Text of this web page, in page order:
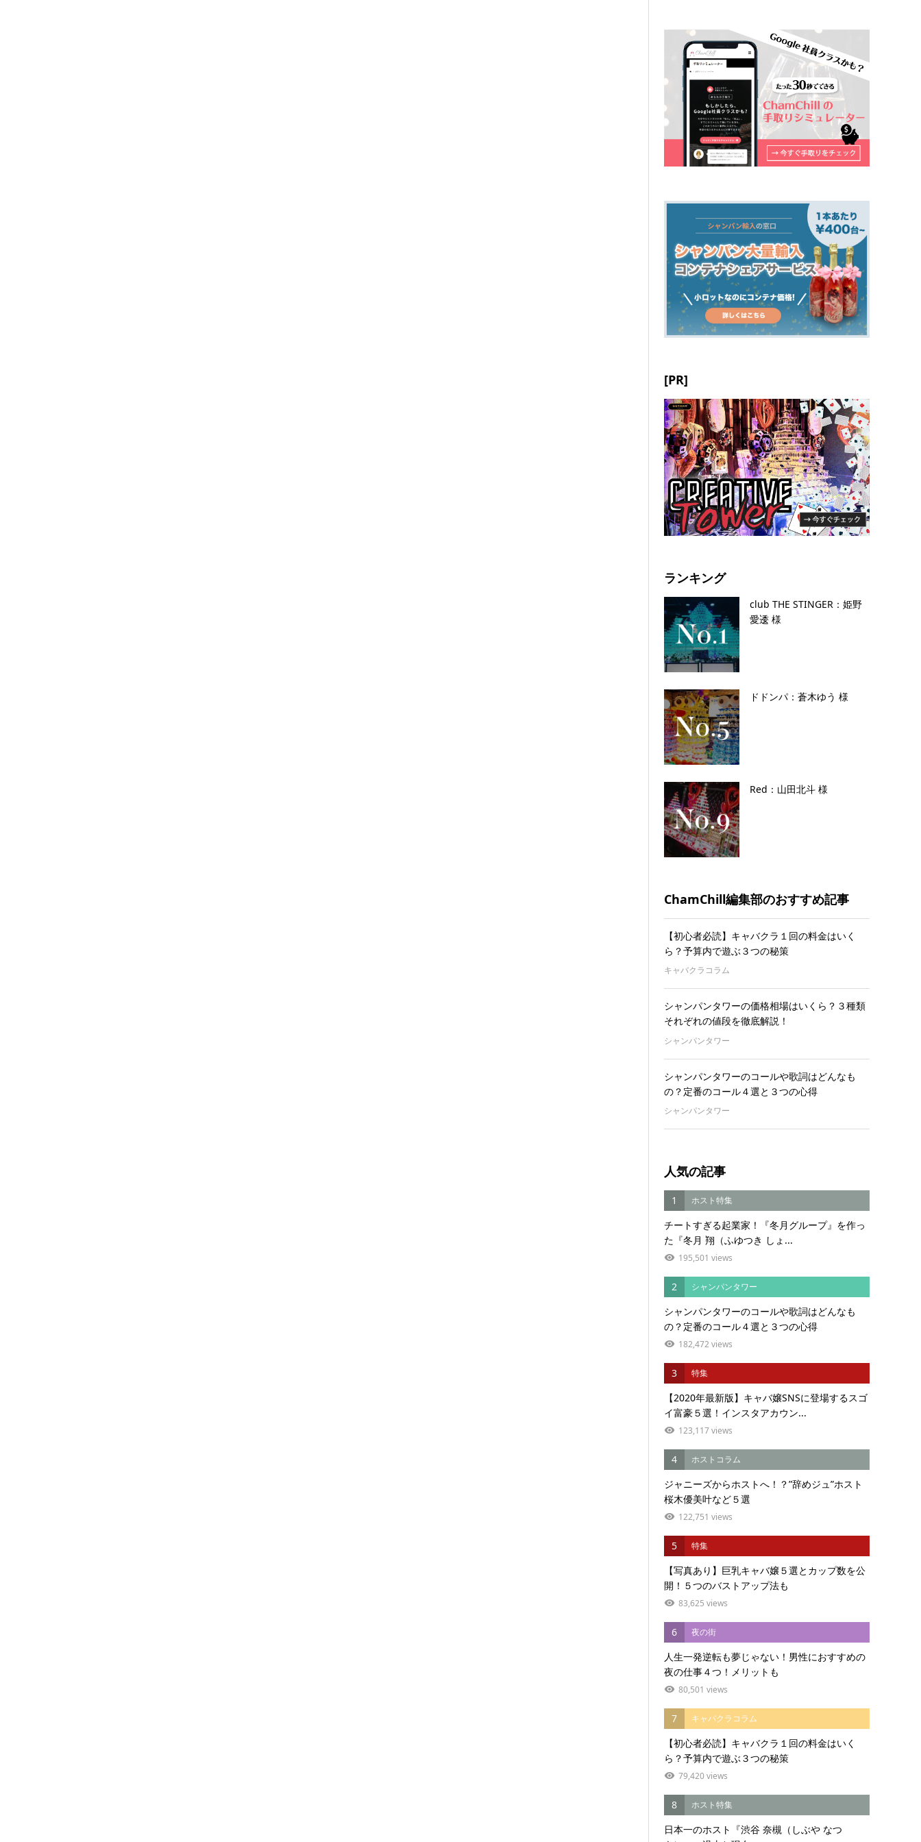
[PR]
ランキング
club THE STINGER：姫野
愛逶 様
ドドンパ：蒼木ゆう 様
Red：山田北斗 様
ChamChill編集部のおすすめ記事
【初心者必読】キャバクラ１回の料金はいく
ら？予算内で遊ぶ３つの秘策
キャバクラコラム
シャンパンタワーの価格相場はいくら？３種類
それぞれの値段を徹底解説！
シャンパンタワー
シャンパンタワーのコールや歌詞はどんなも
の？定番のコール４選と３つの心得
シャンパンタワー
人気の記事
1 ホスト特集
チートすぎる起業家！『冬月グループ』を作っ
た『冬月 翔（ふゆつき しょ...
195,501 views
2 シャンパンタワー
シャンパンタワーのコールや歌詞はどんなも
の？定番のコール４選と３つの心得
182,472 views
3 特集
【2020年最新版】キャバ嬢SNSに登場するスゴ
イ富豪５選！インスタアカウン...
123,117 views
4 ホストコラム
ジャニーズからホストへ！？”辞めジュ”ホスト
桜木優美叶など５選
122,751 views
5 特集
【写真あり】巨乳キャバ嬢５選とカップ数を公
開！５つのバストアップ法も
83,625 views
6 夜の街
人生一発逆転も夢じゃない！男性におすすめの
夜の仕事４つ！メリットも
80,501 views
7 キャバクラコラム
【初心者必読】キャバクラ１回の料金はいく
ら？予算内で遊ぶ３つの秘策
79,420 views
8 ホスト特集
日本一のホスト『渋谷 奈槻（しぶや なつ